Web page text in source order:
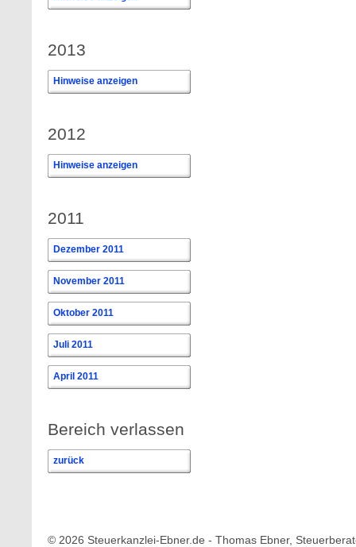
2013
Hinweise anzeigen
2012
Hinweise anzeigen
2011
Dezember 2011
November 2011
Oktober 2011
Juli 2011
April 2011
Bereich verlassen
zurück
© 2026 Steuerkanzlei-Ebner.de - Thomas Ebner,